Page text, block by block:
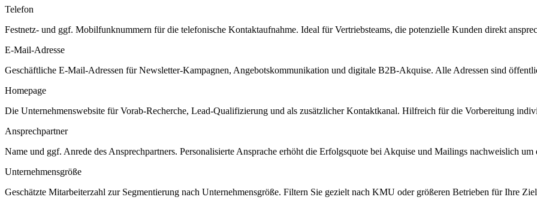
Telefon
Festnetz- und ggf. Mobilfunknummern für die telefonische Kontaktaufnahme. Ideal für Vertriebsteams, die potenzielle Kunden direkt
E-Mail-Adresse
Geschäftliche E-Mail-Adressen für Newsletter-Kampagnen, Angebotskommunikation und digitale B2B-Akquise. Alle Adressen sind
Homepage
Die Unternehmenswebsite für Vorab-Recherche, Lead-Qualifizierung und als zusätzlicher Kontaktkanal. Hilfreich für die Vorbereitung
Ansprechpartner
Name und ggf. Anrede des Ansprechpartners. Personalisierte Ansprache erhöht die Erfolgsquote bei Akquise und Mailings nachweislich um
Unternehmensgröße
Geschätzte Mitarbeiterzahl zur Segmentierung nach Unternehmensgröße. Filtern Sie gezielt nach KMU oder größeren Betrieben für Ihre